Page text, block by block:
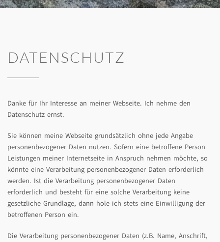
DATENSCHUTZ
Danke für Ihr Interesse an meiner Webseite. Ich nehme den
Datenschutz ernst.
Sie können meine Webseite grundsätzlich ohne jede Angabe
personenbezogener Daten nutzen. Sofern eine betroffene Person
Leistungen meiner Internetseite in Anspruch nehmen möchte, so
könnte eine Verarbeitung personenbezogener Daten erforderlich
werden. Ist die Verarbeitung personenbezogener Daten
erforderlich und besteht für eine solche Verarbeitung keine
gesetzliche Grundlage, dann hole ich stets eine Einwilligung der
betroffenen Person ein.
Die Verarbeitung personenbezogener Daten (z.B. Name, Anschrift,